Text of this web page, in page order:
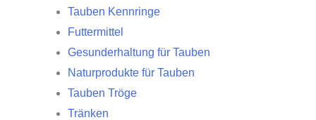
Tauben Kennringe
Futtermittel
Gesunderhaltung für Tauben
Naturprodukte für Tauben
Tauben Tröge
Tränken